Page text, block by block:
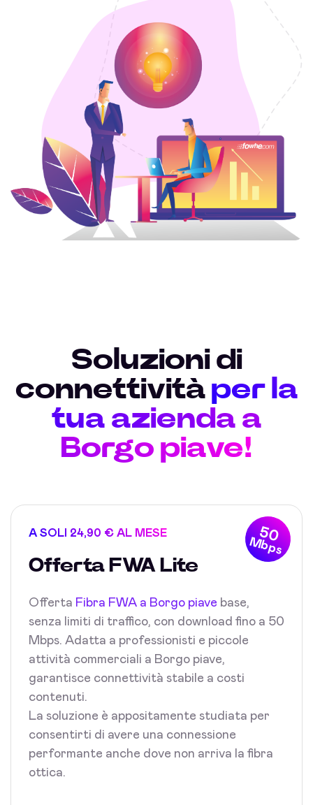
Soluzioni di
connettività per la
tua azienda a
Borgo piave!
50
Mbps
A SOLI 24,90 € AL MESE
Offerta FWA Lite
Offerta Fibra FWA a Borgo piave base,
senza limiti di traffico, con download fino a 50
Mbps. Adatta a professionisti e piccole
attività commerciali a Borgo piave,
garantisce connettività stabile a costi
contenuti.
La soluzione è appositamente studiata per
consentirti di avere una connessione
performante anche dove non arriva la fibra
ottica.